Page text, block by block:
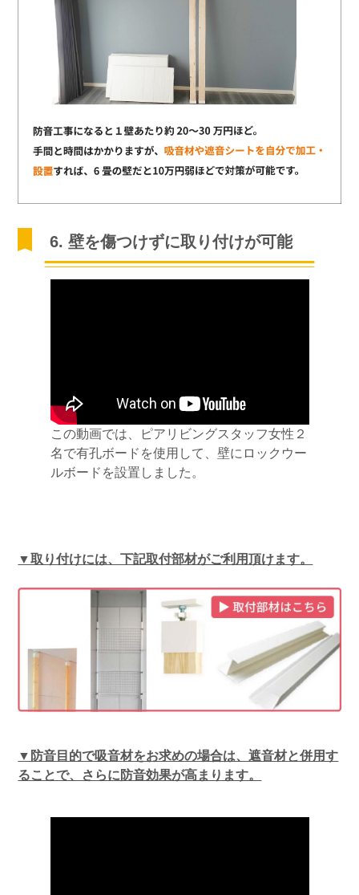
6. 壁を傷つけずに取り付けが可能
この動画では、ピアリビングスタッフ女性２
名で有孔ボードを使用して、壁にロックウー
ルボードを設置しました。
▼取り付けには、下記取付部材がご利用頂けます。
▼防音目的で吸音材をお求めの場合は、遮音材と併用す
ることで、さらに防音効果が高まります。